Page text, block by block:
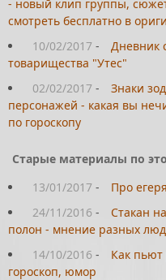
- новый клип группы,
смотреть бесплатно в
10/02/2017 -
Дневник
товарищества "Утес"
02/02/2017 -
Знаки
персонажей - какая вы
по гороскопу
Старые материалы по
13/01/2017 -
Про
24/11/2016 -
Стакан
полон - мнение разных
14/10/2016 -
Как
гороскоп, юмор